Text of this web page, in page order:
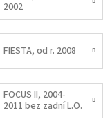
2002
FIESTA, od r. 2008
FOCUS II, 2004-
2011 bez zadní L.O.